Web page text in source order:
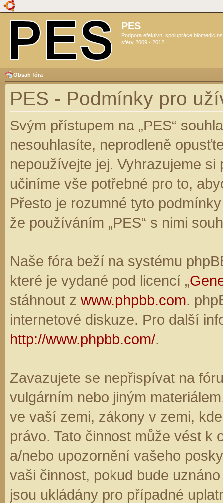
PES
Podpora efektivní spolupráce
sféry 2009 - 2012
Obsah fóra
PES - Podmínky pro
Svým přístupem na „PES“
nesouhlasíte, neprodleně
nepoužívejte jej. Vyhrazujeme
učiníme vše potřebné pro to,
Přesto je rozumné tyto
že používáním „PES“ s nimi
Naše fóra beží na systému
které je vydané pod licencí „
stáhnout z www.phpbb.com.
internetové diskuze. Pro další
http://www.phpbb.com/.
Zavazujete se nepřispívat na
vulgárním nebo jiným
ve vaší zemi, zákony v zemi,
právo. Tato činnost může vést k
a/nebo upozornění vašeho
vaši činnost, pokud bude
jsou ukládány pro případné